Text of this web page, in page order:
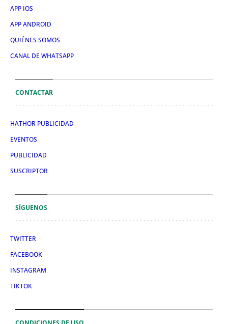
APP IOS
APP ANDROID
QUIÉNES SOMOS
CANAL DE WHATSAPP
CONTACTAR
HATHOR PUBLICIDAD
EVENTOS
PUBLICIDAD
SUSCRIPTOR
SÍGUENOS
TWITTER
FACEBOOK
INSTAGRAM
TIKTOK